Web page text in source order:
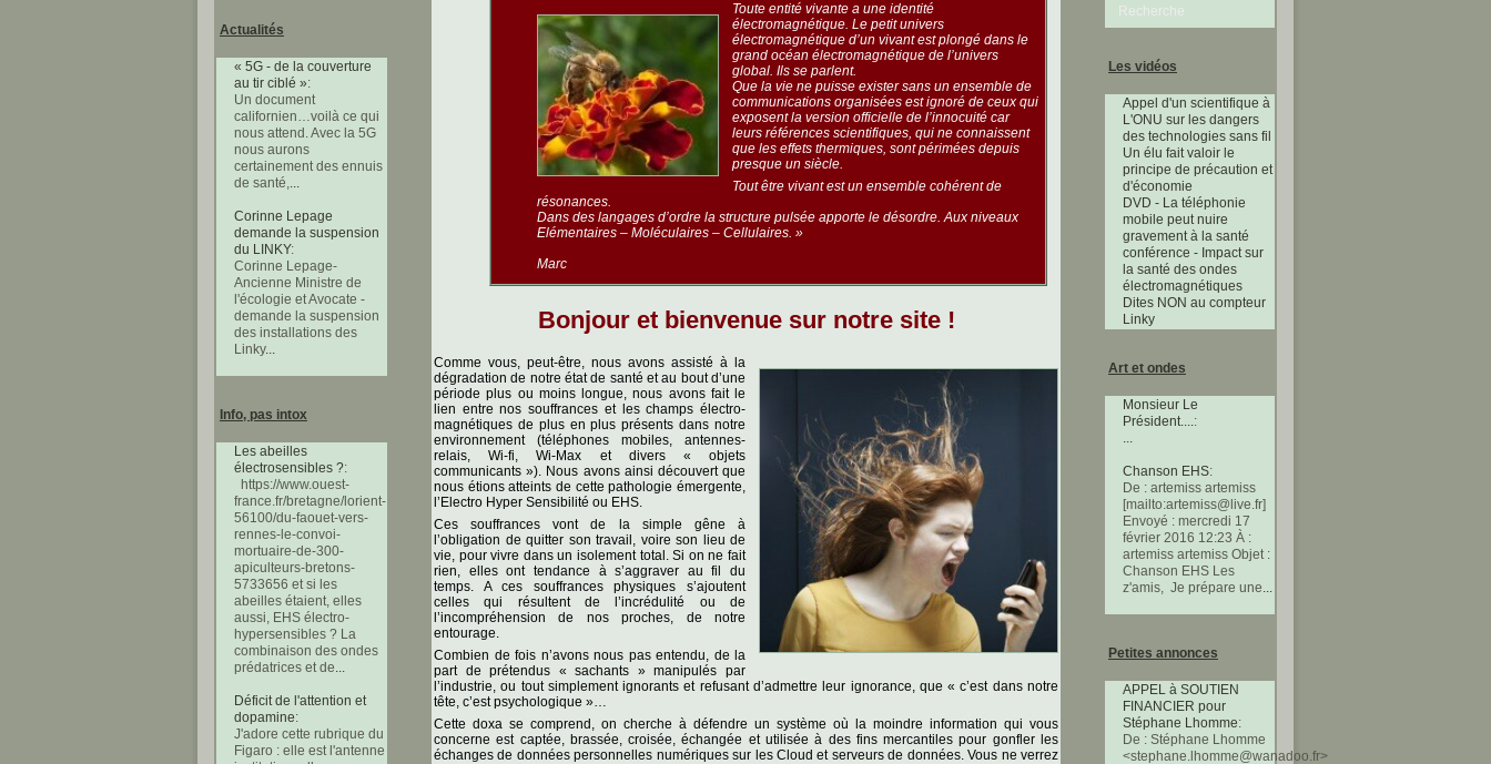
Actualités
« 5G - de la couverture
au tir ciblé »:
Un document
californien…voilà ce qui
nous attend. Avec la 5G
nous aurons
certainement des ennuis
de santé,...
Corinne Lepage
demande la suspension
du LINKY:
Corinne Lepage-
Ancienne Ministre de
l'écologie et Avocate -
demande la suspension
des installations des
Linky...
Info, pas intox
Les abeilles
électrosensibles ?:
https://www.ouest-
france.fr/bretagne/lorient-
56100/du-faouet-vers-
rennes-le-convoi-
mortuaire-de-300-
apiculteurs-bretons-
5733656 et si les
abeilles étaient, elles
aussi, EHS électro-
hypersensibles ? La
combinaison des ondes
prédatrices et de...
Déficit de l'attention et
dopamine:
J'adore cette rubrique du
Figaro : elle est l'antenne
Toute entité vivante a une identité
électromagnétique. Le petit univers
électromagnétique d’un vivant est plongé dans le
grand océan électromagnétique de l’univers
global. Ils se parlent.
Que la vie ne puisse exister sans un ensemble de
communications organisées est ignoré de ceux qui
exposent la version officielle de l’innocuité car
leurs références scientifiques, qui ne connaissent
que les effets thermiques, sont périmées depuis
presque un siècle.
Tout être vivant est un ensemble cohérent de
résonances.
Dans des langages d’ordre la structure pulsée apporte le désordre. Aux niveaux
Elémentaires – Moléculaires – Cellulaires. »
Marc
Bonjour et bienvenue sur notre site !
Comme vous, peut-être, nous avons assisté à la
dégradation de notre état de santé et au bout d’une
période plus ou moins longue, nous avons fait le
lien entre nos souffrances et les champs électro-
magnétiques de plus en plus présents dans notre
environnement (téléphones mobiles, antennes-
relais, Wi-fi, Wi-Max et divers « objets
communicants »). Nous avons ainsi découvert que
nous étions atteints de cette pathologie émergente,
l’Electro Hyper Sensibilité ou EHS.
Ces souffrances vont de la simple gêne à
l’obligation de quitter son travail, voire son lieu de
vie, pour vivre dans un isolement total. Si on ne fait
rien, elles ont tendance à s’aggraver au fil du
temps. A ces souffrances physiques s’ajoutent
celles qui résultent de l’incrédulité ou de
l’incompréhension de nos proches, de notre
entourage.
Combien de fois n’avons nous pas entendu, de la
part de prétendus « sachants » manipulés par
l’industrie, ou tout simplement ignorants et refusant d’admettre leur ignorance, que « c’est dans notre
tête, c’est psychologique »…
Cette doxa se comprend, on cherche à défendre un système où la moindre information qui vous
concerne est captée, brassée, croisée, échangée et utilisée à des fins mercantiles pour gonfler les
échanges de données personnelles numériques sur les Cloud et serveurs de données. Vous ne verrez
Les vidéos
Appel d'un scientifique à
L'ONU sur les dangers
des technologies sans fil
Un élu fait valoir le
principe de précaution et
d'économie
DVD - La téléphonie
mobile peut nuire
gravement à la santé
conférence - Impact sur
la santé des ondes
électromagnétiques
Dites NON au compteur
Linky
Art et ondes
Monsieur Le
Président....:
...
Chanson EHS:
De : artemiss artemiss
[mailto:artemiss@live.fr]
Envoyé : mercredi 17
février 2016 12:23 À :
artemiss artemiss Objet :
Chanson EHS Les
z'amis, Je prépare une...
Petites annonces
APPEL à SOUTIEN
FINANCIER pour
Stéphane Lhomme:
De : Stéphane Lhomme
<stephane.lhomme@wanadoo.fr>